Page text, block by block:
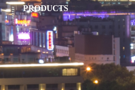
PRODUCTS